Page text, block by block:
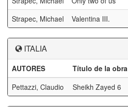
Strapec, Michael
Valentina III.
ITALIA
AUTORES Título de la obra
Pettazzi, Claudio
Sheikh Zayed 6